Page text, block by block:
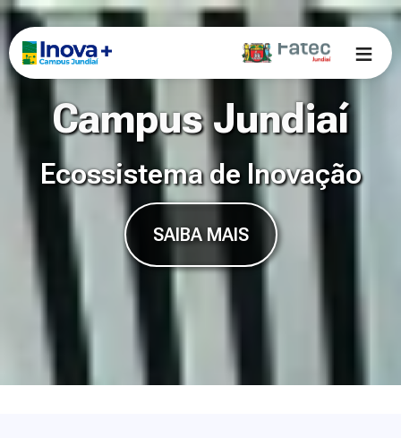
≡
Campus Jundiaí
Ecossistema de Inovação
SAIBA MAIS